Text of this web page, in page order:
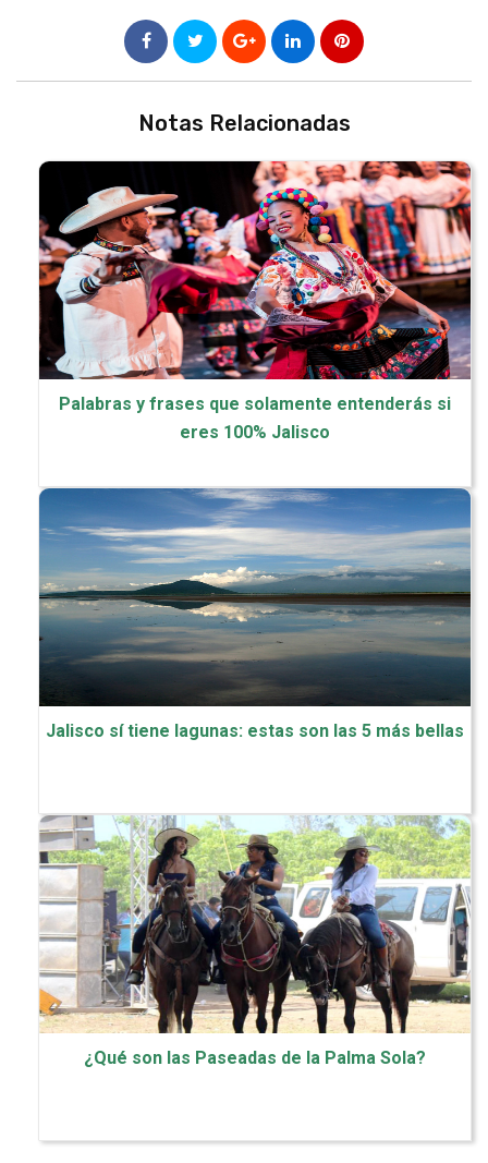
Notas Relacionadas
Palabras y frases que solamente entenderás si
eres 100% Jalisco
Jalisco sí tiene lagunas: estas son las 5 más bellas
¿Qué son las Paseadas de la Palma Sola?